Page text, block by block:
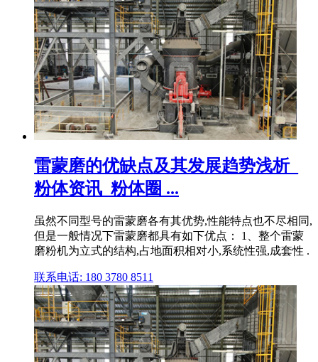
雷蒙磨的优缺点及其发展趋势浅析_
粉体资讯_粉体圈 ...
虽然不同型号的雷蒙磨各有其优势,性能特点也不尽相同,
但是一般情况下雷蒙磨都具有如下优点： 1、整个雷蒙
磨粉机为立式的结构,占地面积相对小,系统性强,成套性 .
联系电话: 180 3780 8511